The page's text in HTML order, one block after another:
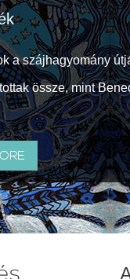
a szájhagyomány
össze, mint